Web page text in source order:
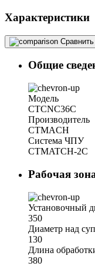
Характеристики
Общие
Модель
CTCNC36C
Производитель
CTMACH
Система ЧПУ
CTMATCH-2C
Рабочая
Установочный
350
Диаметр над
130
Длина
380